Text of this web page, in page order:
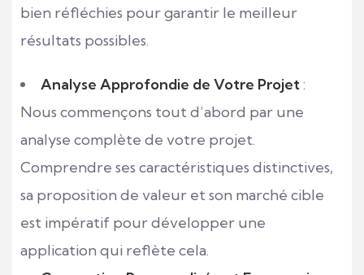
bien réfléchies pour garantir le meilleur
résultats possibles.
Analyse Approfondie de Votre Projet:
Nous commençons tout d’abord par une
analyse complète de votre projet.
Comprendre ses caractéristiques distinctives,
sa proposition de valeur et son marché cible
est impératif pour développer une
application qui reflète cela.